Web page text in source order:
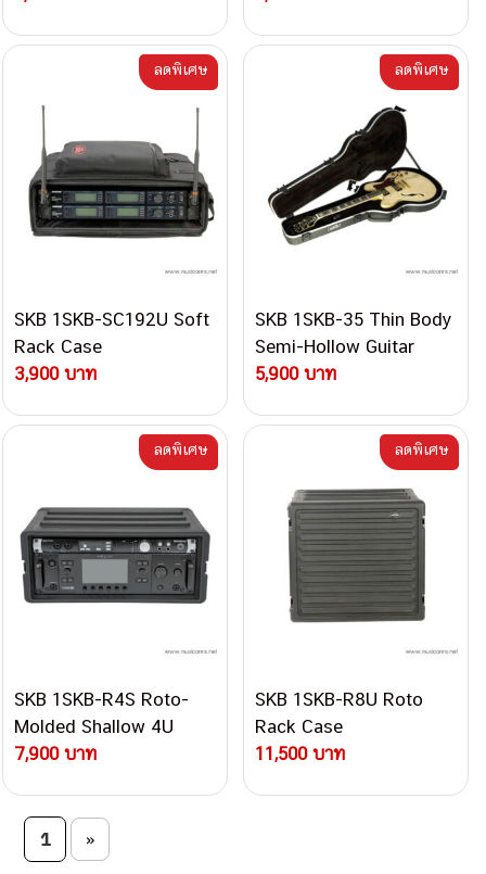
SKB 1SKB-SC192U Soft
Rack Case
3,900 บาท
ลดพิเศษ
SKB 1SKB-35 Thin Body
Semi-Hollow Guitar
Case
5,900 บาท
ลดพิเศษ
SKB 1SKB-R4S Roto-
Molded Shallow 4U
Rack Case
7,900 บาท
ลดพิเศษ
SKB 1SKB-R8U Roto
Rack Case
11,500 บาท
ลดพิเศษ
Post navigation
1 »